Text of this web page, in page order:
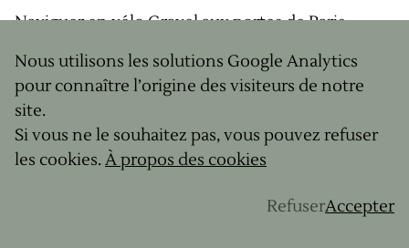
Nous utilisons les solutions Google Analytics
pour connaître l’origine des visiteurs de notre
site.
Si vous ne le souhaitez pas, vous pouvez refuser
les cookies.À propos des cookies
RefuserAccepter
Naviguer en vélo Gravel aux portes de Paris
certaines destinations avec un trajet en train et
d’éviter ainsi les zones urbanisées. Prendre le
train à l’aller ou au retour vous permet de
maximiser le temps passé sur les sentiers et de
réellement profiter.
Une aubaine pour les amateurs de Gravel un peu